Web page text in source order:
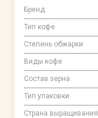
Бренд
Тип кофе
Степень обжарки
Виды кофе
Состав зерна
Тип упаковки
Страна выращивания